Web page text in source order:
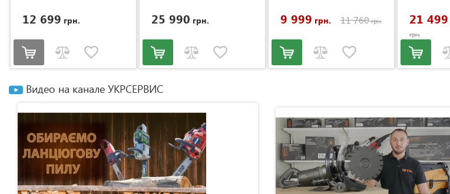
12 699 грн. 25 990 грн. 9 999 грн. 11 760грн. 21 499
грн.
Видео на канале УКРСЕРВИС